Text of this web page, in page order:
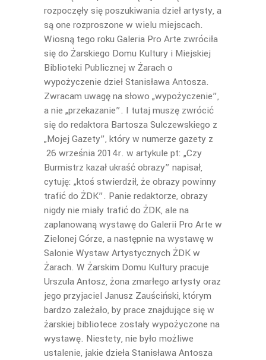
rozpoczęły się poszukiwania dzieł artysty, a
są one rozproszone w wielu miejscach.
Wiosną tego roku Galeria Pro Arte zwróciła
się do Żarskiego Domu Kultury i Miejskiej
Biblioteki Publicznej w Żarach o
wypożyczenie dzieł Stanisława Antosza.
Zwracam uwagę na słowo „wypożyczenie”,
a nie „przekazanie”. I tutaj muszę zwrócić
się do redaktora Bartosza Sulczewskiego z
„Mojej Gazety”, który w numerze gazety z
26 września 2014r. w artykule pt: „Czy
Burmistrz kazał ukraść obrazy” napisał,
cytuję: „ktoś stwierdził, że obrazy powinny
trafić do ŻDK”. Panie redaktorze, obrazy
nigdy nie miały trafić do ŻDK, ale na
zaplanowaną wystawę do Galerii Pro Arte w
Zielonej Górze, a następnie na wystawę w
Salonie Wystaw Artystycznych ŻDK w
Żarach. W Żarskim Domu Kultury pracuje
Urszula Antosz, żona zmarłego artysty oraz
jego przyjaciel Janusz Zauściński, którym
bardzo zależało, by prace znajdujące się w
żarskiej bibliotece zostały wypożyczone na
wystawę. Niestety, nie było możliwe
ustalenie, jakie dzieła Stanisława Antosza